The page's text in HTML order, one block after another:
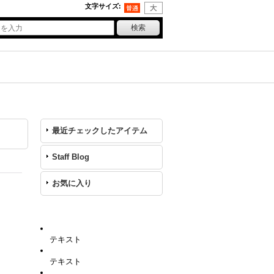
文字サイズ:
最近チェックしたアイテム
Staff Blog
お気に入り
テキスト
テキスト